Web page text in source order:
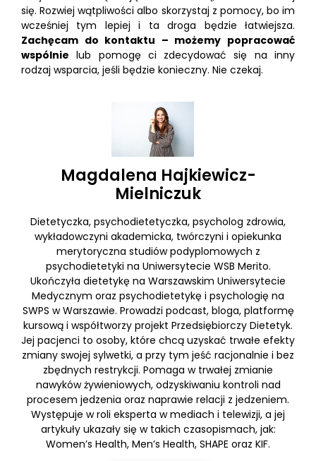
się. Rozwiej wątpliwości albo skorzystaj z pomocy, bo im
wcześniej tym lepiej i ta droga będzie łatwiejsza.
Zachęcam do kontaktu – możemy popracować
wspólnie lub pomogę ci zdecydować się na inny
rodzaj wsparcia, jeśli będzie konieczny. Nie czekaj.
Magdalena Hajkiewicz-
Mielniczuk
Dietetyczka, psychodietetyczka, psycholog zdrowia,
wykładowczyni akademicka, twórczyni i opiekunka
merytoryczna studiów podyplomowych z
psychodietetyki na Uniwersytecie WSB Merito.
Ukończyła dietetykę na Warszawskim Uniwersytecie
Medycznym oraz psychodietetykę i psychologię na
SWPS w Warszawie. Prowadzi podcast, bloga, platformę
kursową i współtworzy projekt Przedsiębiorczy Dietetyk.
Jej pacjenci to osoby, które chcą uzyskać trwałe efekty
zmiany swojej sylwetki, a przy tym jeść racjonalnie i bez
zbędnych restrykcji. Pomaga w trwałej zmianie
nawyków żywieniowych, odzyskiwaniu kontroli nad
procesem jedzenia oraz naprawie relacji z jedzeniem.
Występuje w roli eksperta w mediach i telewizji, a jej
artykuły ukazały się w takich czasopismach, jak:
Women’s Health, Men’s Health, SHAPE oraz KIF.